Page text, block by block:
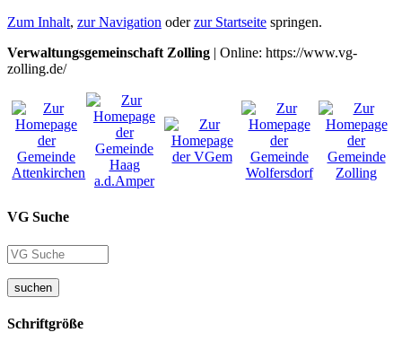
Zum Inhalt, zur Navigation oderzur Startseite springen.
Verwaltungsgemeinschaft Zolling | Online: https://www.vg-
zolling.de/
VG Suche
suchen
Schriftgröße